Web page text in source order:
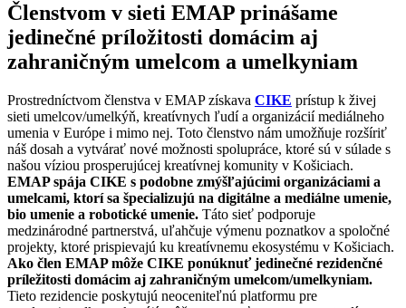
Členstvom v sieti EMAP prinášame
jedinečné príložitosti domácim aj
zahraničným umelcom a umelkyniam
Prostredníctvom členstva v EMAP získava CIKE prístup k živej
sieti umelcov/umelkýň, kreatívnych ľudí a organizácií mediálneho
umenia v Európe i mimo nej. Toto členstvo nám umožňuje rozšíriť
náš dosah a vytvárať nové možnosti spolupráce, ktoré sú v súlade s
našou víziou prosperujúcej kreatívnej komunity v Košiciach.
EMAP spája CIKE s podobne zmýšľajúcimi organizáciami a
umelcami, ktorí sa špecializujú na digitálne a mediálne umenie,
bio umenie a robotické umenie. Táto sieť podporuje
medzinárodné partnerstvá, uľahčuje výmenu poznatkov a spoločné
projekty, ktoré prispievajú ku kreatívnemu ekosystému v Košiciach.
Ako člen EMAP môže CIKE ponúknuť jedinečné rezidenčné
príležitosti domácim aj zahraničným umelcom/umelkyniam.
Tieto rezidencie poskytujú neoceniteľnú platformu pre